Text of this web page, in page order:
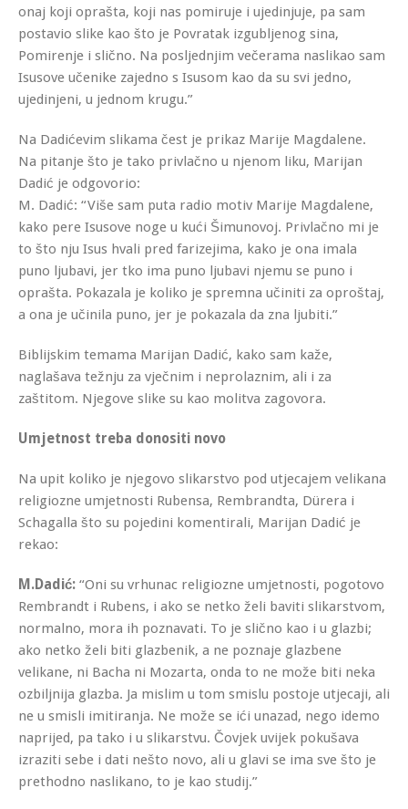
onaj koji oprašta, koji nas pomiruje i ujedinjuje, pa sam
postavio slike kao što je Povratak izgubljenog sina,
Pomirenje i slično. Na posljednjim večerama naslikao sam
Isusove učenike zajedno s Isusom kao da su svi jedno,
ujedinjeni, u jednom krugu.”
Na Dadićevim slikama čest je prikaz Marije Magdalene.
Na pitanje što je tako privlačno u njenom liku, Marijan
Dadić je odgovorio:
M. Dadić: “Više sam puta radio motiv Marije Magdalene,
kako pere Isusove noge u kući Šimunovoj. Privlačno mi je
to što nju Isus hvali pred farizejima, kako je ona imala
puno ljubavi, jer tko ima puno ljubavi njemu se puno i
oprašta. Pokazala je koliko je spremna učiniti za oproštaj,
a ona je učinila puno, jer je pokazala da zna ljubiti.”
Biblijskim temama Marijan Dadić, kako sam kaže,
naglašava težnju za vječnim i neprolaznim, ali i za
zaštitom. Njegove slike su kao molitva zagovora.
Umjetnost treba donositi novo
Na upit koliko je njegovo slikarstvo pod utjecajem velikana
religiozne umjetnosti Rubensa, Rembrandta, Dürera i
Schagalla što su pojedini komentirali, Marijan Dadić je
rekao:
M.Dadić: “Oni su vrhunac religiozne umjetnosti, pogotovo
Rembrandt i Rubens, i ako se netko želi baviti slikarstvom,
normalno, mora ih poznavati. To je slično kao i u glazbi;
ako netko želi biti glazbenik, a ne poznaje glazbene
velikane, ni Bacha ni Mozarta, onda to ne može biti neka
ozbiljnija glazba. Ja mislim u tom smislu postoje utjecaji, ali
ne u smisli imitiranja. Ne može se ići unazad, nego idemo
naprijed, pa tako i u slikarstvu. Čovjek uvijek pokušava
izraziti sebe i dati nešto novo, ali u glavi se ima sve što je
prethodno naslikano, to je kao studij.”